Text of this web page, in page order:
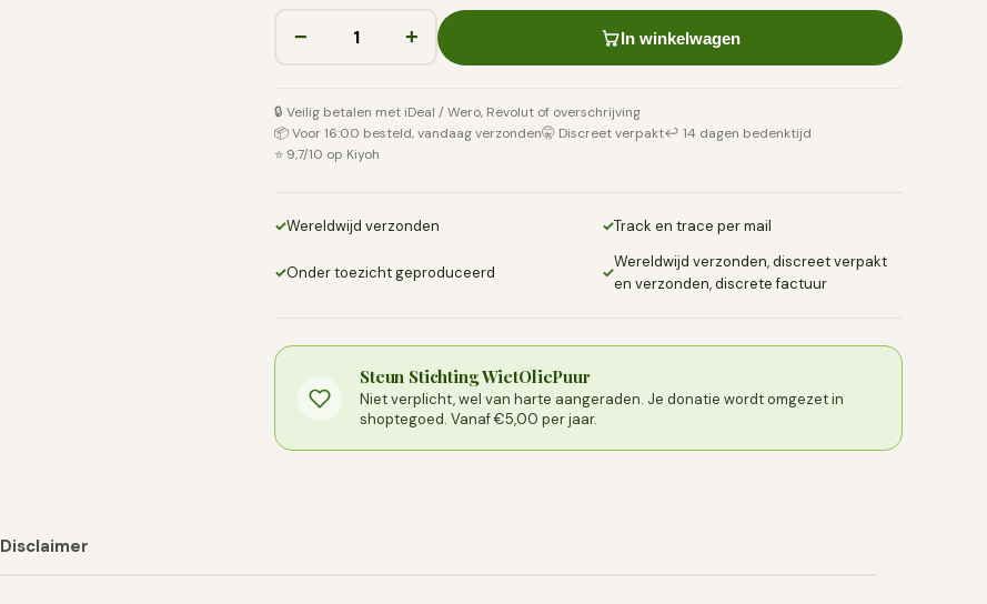
− + In winkelwagen
🔒 Veilig betalen met iDeal / Wero, Revolut of overschrijving
📦 Voor 16:00 besteld, vandaag verzonden🤫 Discreet verpakt↩️ 14 dagen bedenktijd
⭐ 9,7/10 op Kiyoh
✓Wereldwijd verzonden ✓Track en trace per mail
✓Onder toezicht geproduceerd ✓
Wereldwijd verzonden, discreet verpakt
en verzonden, discrete factuur
Steun Stichting WietOliePuur
Niet verplicht, wel van harte aangeraden. Je donatie wordt omgezet in
shoptegoed. Vanaf €5,00 per jaar.
Disclaimer